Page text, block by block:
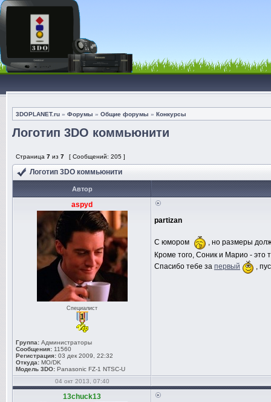
3DOPLANET.ru » Форумы » Общие форумы » Конкурсы
Логотип 3DO коммьюнити
Страница 7 из 7 [ Сообщений: 205 ]
Логотип 3DO коммьюнити
Автор
aspyd
Специалист
Группа: Администраторы
Сообщения: 11560
Регистрация: 03 дек 2009, 22:32
Откуда: MO/DK
Модель 3DO: Panasonic FZ-1 NTSC-U
partizan
С юмором
, но размеры
Кроме того, Соник и Марио - это
Спасибо тебе за первый ,
04 окт 2013, 07:40
13chuck13